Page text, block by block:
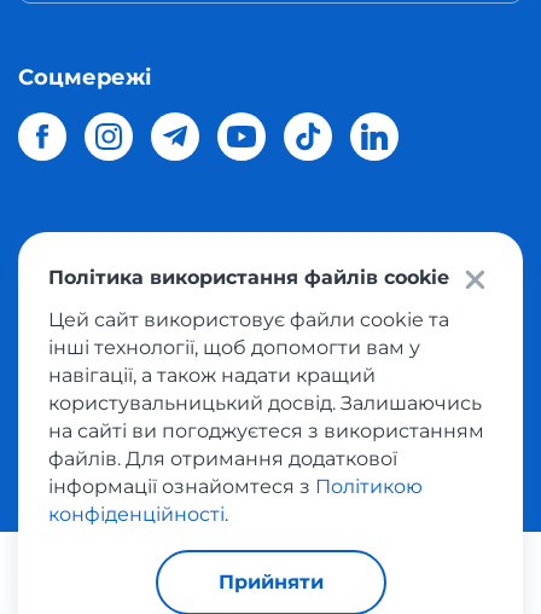
Соцмережі
магазинів світу в Україну.Всі права захищені
Політика конфіденційності
Публічна оферта
Умови користування сервісом викупу товарів
За транзакції відповідає:
Політика використання файлів cookie
Цей сайт використовує файли cookie та
інші технології, щоб допомогти вам у
навігації, а також надати кращий
користувальницький досвід. Залишаючись
на сайті ви погоджуєтеся з використанням
файлів. Для отримання додаткової
інформації ознайомтеся з Політикою
конфіденційності.
Прийняти